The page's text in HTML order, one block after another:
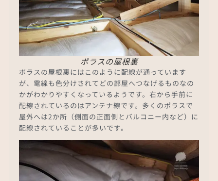
ポラスの屋根裏
ポラスの屋根裏にはこのように配線が通っています
が、電線も色分けされてどの部屋へつなげるものなの
かがわかりやすくなっているようです。右から手前に
配線されているのはアンテナ線です。多くのポラスで
屋外へは2か所（側面の正面側とバルコニー内など）に
配線されていることが多いです。